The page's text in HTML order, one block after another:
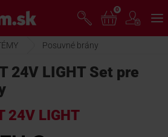
0
Posuvné brány
24V LIGHT Set pre
24V LIGHT